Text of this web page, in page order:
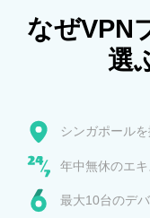
なぜVPN
選
シンガポール
年中無休のエ
最大10台のデ